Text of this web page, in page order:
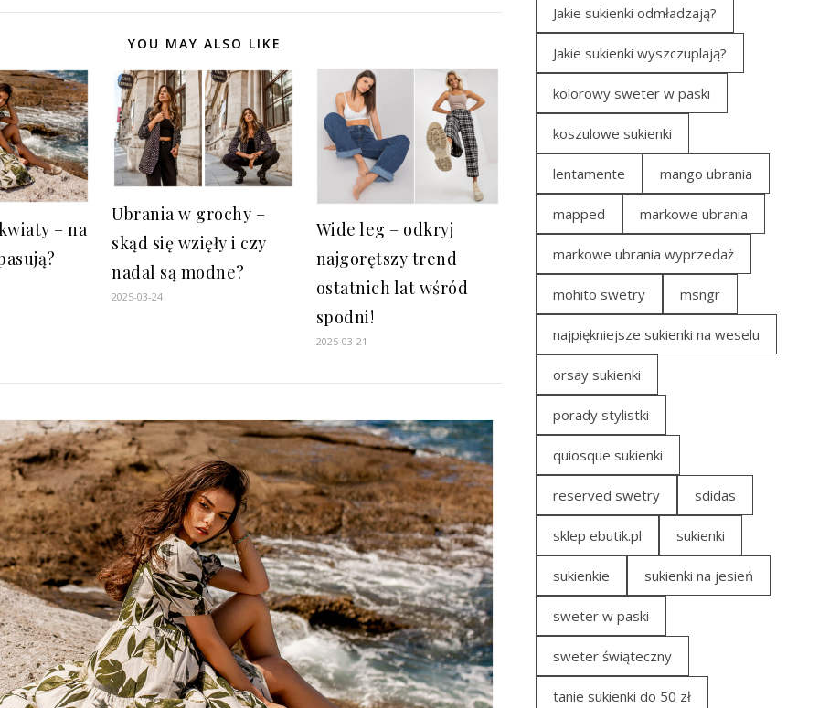
YOU MAY ALSO LIKE
– na
Ubrania w grochy –
skąd się wzięły i czy
nadal są modne?
2025-03-24
Wide leg – odkryj
najgorętszy trend
ostatnich lat wśród
spodni!
2025-03-21
Jakie sukienki odmładzają?
Jakie sukienki wyszczuplają?
kolorowy sweter w paski
koszulowe sukienki
lentamente mango ubrania
mapped markowe ubrania
markowe ubrania wyprzedaż
mohito swetry msngr
najpiękniejsze sukienki na weselu
orsay sukienki
porady stylistki
quiosque sukienki
reserved swetry sdidas
sklep ebutik.pl sukienki
sukienkie sukienki na jesień
sweter w paski
sweter świąteczny
tanie sukienki do 50 zł